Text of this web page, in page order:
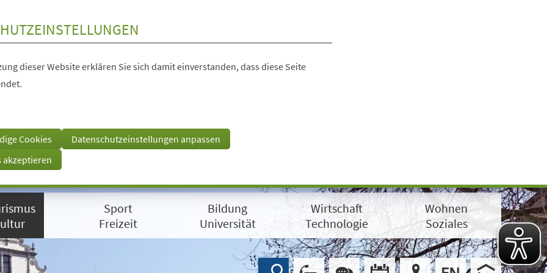
dieser Website erklären Sie sich damit einverstanden, dass diese Seite
Cookies
Datenschutzeinstellungen anpassen
akzeptieren
Sport
Freizeit
Bildung
Universität
Wirtschaft
Technologie
Wohnen
Soziales